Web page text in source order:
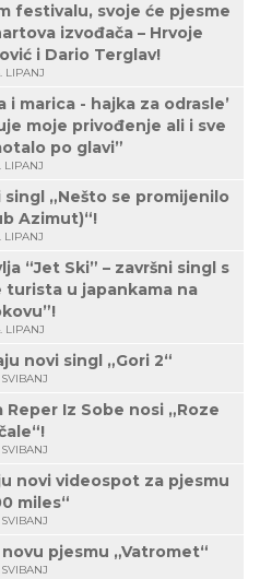
festivalu, svoje će pjesme
izvođača – Hrvoje
i Dario Terglav!
LIPANJ
i marica - hajka za odrasle’
moje privođenje ali i sve
po glavi”
LIPANJ
„Nešto se promijenilo
Azimut)“!
LIPANJ
“Jet Ski” – završni singl s
turista u japankama na
LIPANJ
novi singl „Gori 2“
Iz Sobe nosi „Roze
novi videospot za pjesmu
miles“
pjesmu „Vatromet“